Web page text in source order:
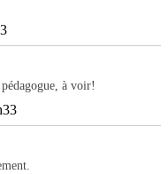
à voir!